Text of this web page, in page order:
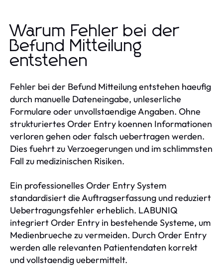
Warum Fehler bei der
Befund Mitteilung
entstehen
Fehler bei der Befund Mitteilung entstehen haeufig
durch manuelle Dateneingabe, unleserliche
Formulare oder unvollstaendige Angaben. Ohne
strukturiertes Order Entry koennen Informationen
verloren gehen oder falsch uebertragen werden.
Dies fuehrt zu Verzoegerungen und im schlimmsten
Fall zu medizinischen Risiken.
Ein professionelles Order Entry System
standardisiert die Auftragserfassung und reduziert
Uebertragungsfehler erheblich. LABUNIQ
integriert Order Entry in bestehende Systeme, um
Medienbrueche zu vermeiden. Durch Order Entry
werden alle relevanten Patientendaten korrekt
und vollstaendig uebermittelt.